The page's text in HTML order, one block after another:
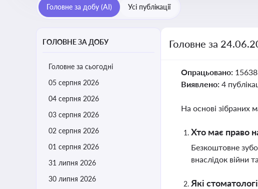
Головне за добу (AI) Усі публікації
ГОЛОВНЕ ЗА ДОБУ
Головне за сьогодні
05 серпня 2026
04 серпня 2026
03 серпня 2026
02 серпня 2026
01 серпня 2026
31 липня 2026
30 липня 2026
Головне за
Опрацьовано:
Виявлено: 4
На основі зібраних
Хто має право
Безкоштовне
внаслідок війни
Які